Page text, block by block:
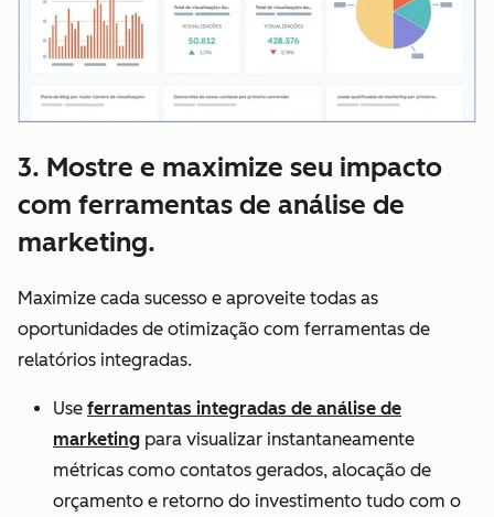
3. Mostre e maximize seu impacto
com ferramentas de análise de
marketing.
Maximize cada sucesso e aproveite todas as
oportunidades de otimização com ferramentas de
relatórios integradas.
Use ferramentas integradas de análise de
marketing para visualizar instantaneamente
métricas como contatos gerados, alocação de
orçamento e retorno do investimento tudo com o